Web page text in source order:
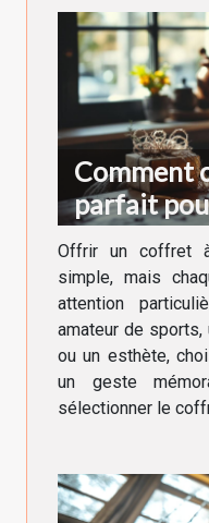
Comment
parfait
d'homme ?
Offrir un coffret
simple, mais
attention
amateur de
ou un esthète,
un geste
sélectionner le